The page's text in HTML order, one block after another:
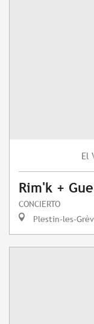
El
Rim'k +
CONCIERTO
Plestin-les-